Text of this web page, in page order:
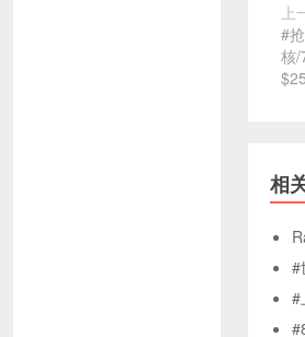
上
#
核/
相
#
#